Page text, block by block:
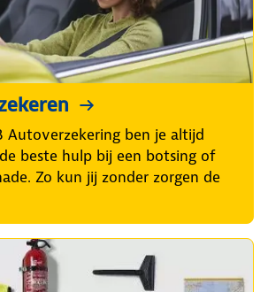
Autoverzekering ben je altijd
beste hulp bij een botsing of
Zo kun jij zonder zorgen de